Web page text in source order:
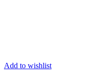
Add to wishlist